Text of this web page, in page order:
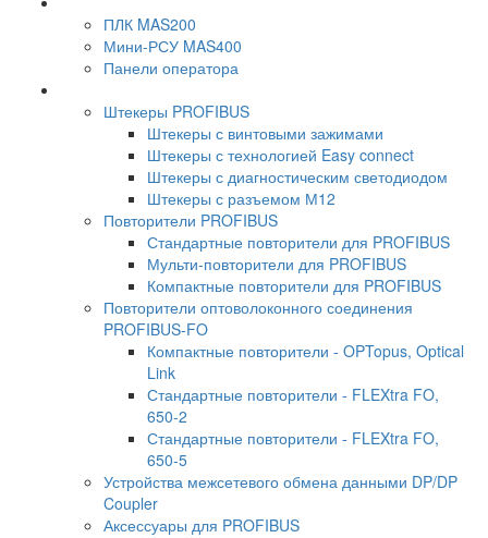
ПЛК MAS200
Мини-РСУ MAS400
Панели оператора
Штекеры PROFIBUS
Штекеры с винтовыми зажимами
Штекеры с технологией Easy connect
Штекеры с диагностическим светодиодом
Штекеры с разъемом М12
Повторители PROFIBUS
Стандартные повторители для PROFIBUS
Мульти-повторители для PROFIBUS
Компактные повторители для PROFIBUS
Повторители оптоволоконного соединения
PROFIBUS-FO
Компактные повторители - OPTopus, Optical
Link
Стандартные повторители - FLEXtra FO,
650-2
Стандартные повторители - FLEXtra FO,
650-5
Устройства межсетевого обмена данными DP/DP
Coupler
Аксессуары для PROFIBUS